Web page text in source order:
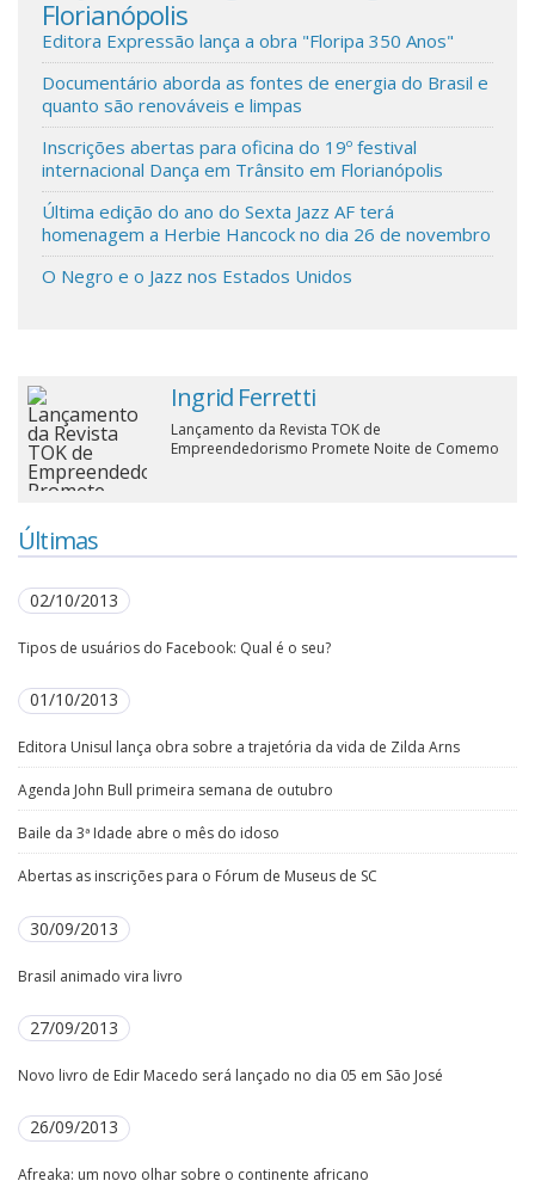
Cinema
Agenda Cultural
Anuncie
Fale Conosco
Florianópolis
Editora Expressão lança a obra "Floripa 350 Anos"
Documentário aborda as fontes de energia do Brasil e
quanto são renováveis e limpas
Inscrições abertas para oficina do 19º festival
internacional Dança em Trânsito em Florianópolis
Última edição do ano do Sexta Jazz AF terá
homenagem a Herbie Hancock no dia 26 de novembro
O Negro e o Jazz nos Estados Unidos
Ingrid Ferretti
Lançamento da Revista TOK de
Empreendedorismo Promete Noite de Comemo
Últimas
02/10/2013
Tipos de usuários do Facebook: Qual é o seu?
01/10/2013
Editora Unisul lança obra sobre a trajetória da vida de Zilda Arns
Agenda John Bull primeira semana de outubro
Baile da 3ª Idade abre o mês do idoso
Abertas as inscrições para o Fórum de Museus de SC
30/09/2013
Brasil animado vira livro
27/09/2013
Novo livro de Edir Macedo será lançado no dia 05 em São José
26/09/2013
Afreaka: um novo olhar sobre o continente africano